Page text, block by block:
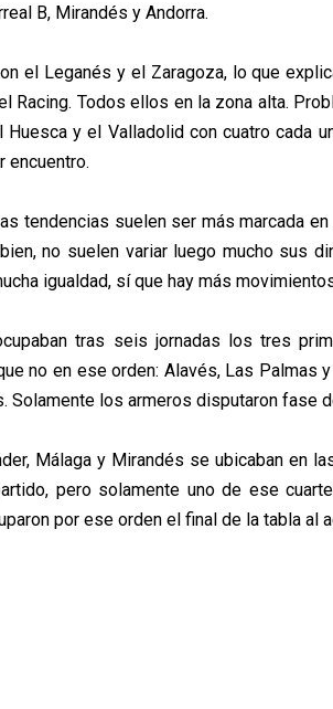
B, Mirandés y Andorra.
el Leganés y el Zaragoza, lo que
Racing. Todos ellos en la zona alta.
y el Valladolid con cuatro cada
encuentro.
tendencias suelen ser más marcada
no suelen variar luego mucho sus
igualdad, sí que hay más
tras seis jornadas los tres
no en ese orden: Alavés, Las Palmas y
Solamente los armeros disputaron fase
Málaga y Mirandés se ubicaban en
pero solamente uno de ese
por ese orden el final de la tabla al